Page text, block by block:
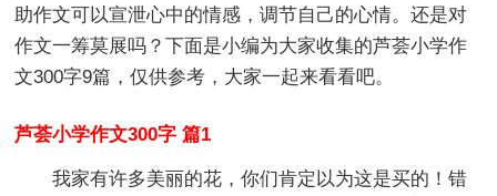
助作文可以宣泄心中的情感，调节自己的心情。还是对
作文一筹莫展吗？下面是小编为大家收集的芦荟小学作
文300字9篇，仅供参考，大家一起来看看吧。
芦荟小学作文300字 篇1
我家有许多美丽的花，你们肯定以为这是买的！错